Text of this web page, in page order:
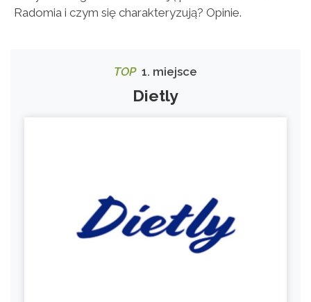
Radomia i czym się charakteryzują? Opinie.
TOP1. miejsce
Dietly